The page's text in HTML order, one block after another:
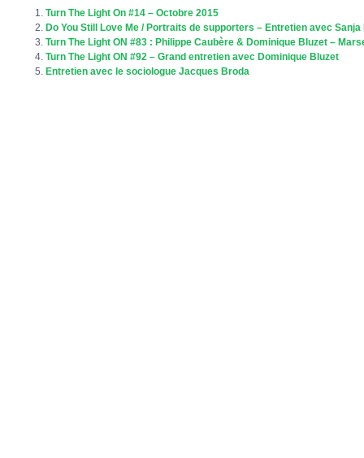
Turn The Light On #14 – Octobre 2015
Do You Still Love Me / Portraits de supporters – Entretien avec
Turn The Light ON #83 : Philippe Caubère & Dominique Bluzet –
Turn The Light ON #92 – Grand entretien avec Dominique Bluzet
Entretien avec le sociologue Jacques Broda